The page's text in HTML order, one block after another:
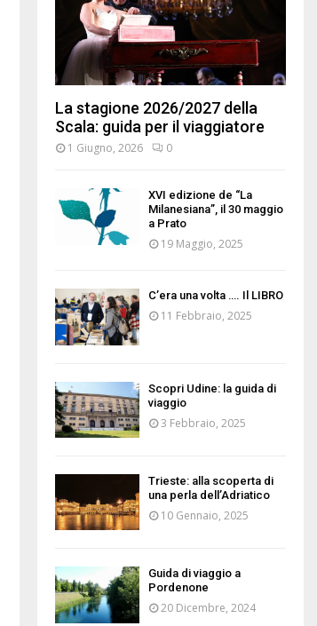
La stagione 2026/2027 della
Scala: guida per il viaggiatore
1 Giugno, 2026 0
XVI edizione de “La
Milanesiana”, il 30 maggio
a Prato
19 Maggio, 2025
C’era una volta …. Il LIBRO
11 Febbraio, 2025
Scopri Udine: la guida di
viaggio
3 Febbraio, 2025
Trieste: alla scoperta di
una perla dell’Adriatico
10 Gennaio, 2025
Guida di viaggio a
Pordenone
20 Dicembre, 2024